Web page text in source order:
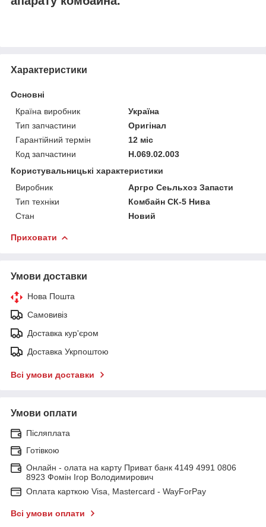
Характеристики
Основні
Країна виробник
Україна
Тип запчастини
Оригінал
Гарантійний термін
12 міс
Код запчастини
Н.069.02.003
Користувальницькі характеристики
Виробник
Аргро Сеьльхоз Запасти
Тип техніки
Комбайн СК-5 Нива
Стан
Новий
Приховати
Умови доставки
Нова Пошта
Самовивіз
Доставка кур'єром
Доставка Укрпоштою
Всі умови доставки
Умови оплати
Післяплата
Готівкою
Онлайн - олата на карту Приват банк 4149 4991 0806
8923 Фомін Ігор Володимирович
Оплата карткою Visa, Mastercard - WayForPay
Всі умови оплати